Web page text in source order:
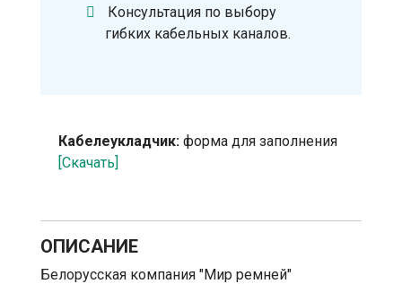
Консультация по выбору
гибких кабельных каналов.
Кабелеукладчик: форма для заполнения
[Скачать]
ОПИСАНИЕ
Белорусская компания "Мир ремней"